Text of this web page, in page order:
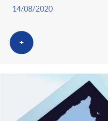
14/08/2020
+